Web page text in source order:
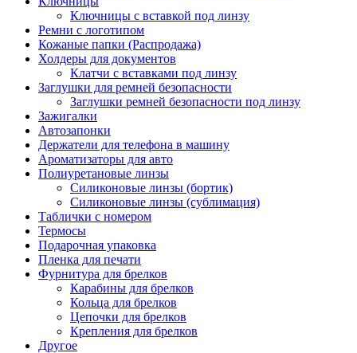
Ключницы с вставкой под линзу
Ремни с логотипом
Кожаные папки (Распродажа)
Холдеры для документов
Клатчи с вставками под линзу
Заглушки для ремней безопасности
Заглушки ремней безопасности под линзу
Зажигалки
Автозапонки
Держатели для телефона в машину
Ароматизаторы для авто
Полиуретановые линзы
Силиконовые линзы (бортик)
Силиконовые линзы (сублимация)
Таблички с номером
Термосы
Подарочная упаковка
Пленка для печати
Фурнитура для брелков
Карабины для брелков
Кольца для брелков
Цепочки для брелков
Крепления для брелков
Другое